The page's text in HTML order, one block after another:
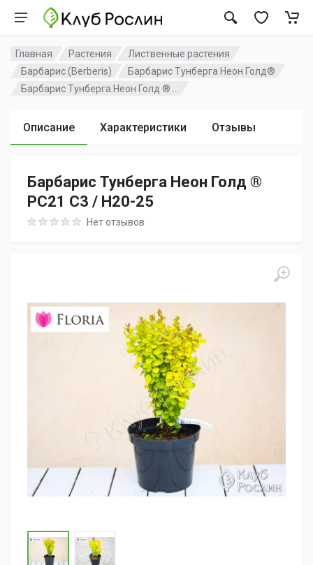
Главная Растения
Лиственные растения
Барбарис (Berberis)
Барбарис Тунберга Неон Голд®
Барбарис Тунберга Неон Голд ® ...
Описание Характеристики Отзывы
Барбарис Тунберга Неон Голд ®
PC21 C3 / H20-25
Rating: 0 out of 5Нет отзывов